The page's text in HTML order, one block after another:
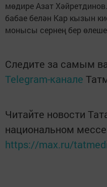
мөдире Азат
бабае белән Кар кызын
монысы сернең бер
Следите за самым
Telegram-канале
Читайте новости
национальном
https://max.ru/